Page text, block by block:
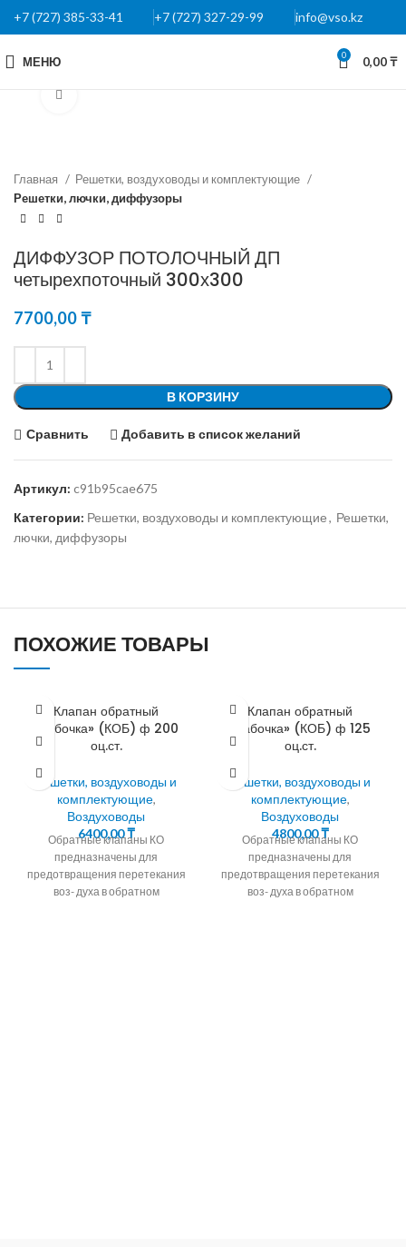
+7 (727) 385-33-41 +7 (727) 327-29-99 info@vso.kz
МЕНЮ 0 0,00₸
Главная
Решетки, воздуховоды и комплектующие
Решетки, лючки, диффузоры
ДИФФУЗОР ПОТОЛОЧНЫЙ ДП
четырехпоточный 300х300
7700,00₸
В КОРЗИНУ
Сравнить Добавить в список желаний
Артикул: c91b95cae675
Категории: Решетки, воздуховоды и комплектующие, Решетки,
лючки, диффузоры
ПОХОЖИЕ ТОВАРЫ
Клапан обратный
«бабочка» (КОБ) ф 200
оц.ст.
Решетки, воздуховоды и
комплектующие,
Воздуховоды
6400,00₸
Обратные клапаны КО
предназначены для
предотвращения перетекания
воз- духа в обратном
Клапан обратный
«бабочка» (КОБ) ф 125
оц.ст.
Решетки, воздуховоды и
комплектующие,
Воздуховоды
4800,00₸
Обратные клапаны КО
предназначены для
предотвращения перетекания
воз- духа в обратном